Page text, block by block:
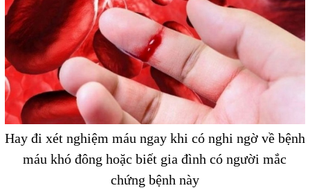
Hay đi xét nghiệm máu ngay khi có nghi ngờ về bệnh
máu khó đông hoặc biết gia đình có người mắc
chứng bệnh này